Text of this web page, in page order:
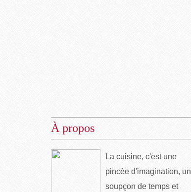
À propos
La cuisine, c'est une
pincée d'imagination, un
soupçon de temps et